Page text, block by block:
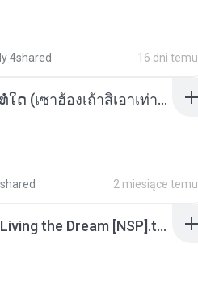
4shared 16 dni temu
ເຊົາຮ້ອງເຖົ້າຊິເອົາທໍ່ໃດ (เซาฮ้องเถ้าสิเอาเท่าใด) ບຸນເກີດ ຫນູຫ່ວງ ft. ໂສພາ ຈຸນທະລາ
2 miesiące temu
Tomodachi Life Living the Dream [NSP].torrent